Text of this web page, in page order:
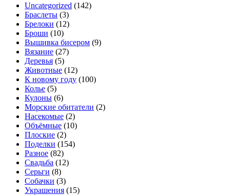
Uncategorized (142)
Браслеты (3)
Брелоки (12)
Броши (10)
Вышивка бисером (9)
Вязание (27)
Деревья (5)
Животные (12)
К новому году (100)
Колье (5)
Кулоны (6)
Морские обитатели (2)
Насекомые (2)
Объёмные (10)
Плоские (2)
Поделки (154)
Разное (82)
Свадьба (12)
Серьги (8)
Собачки (3)
Украшения (15)